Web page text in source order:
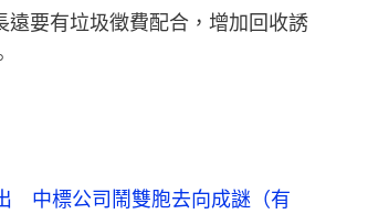
要有垃圾徵費配合，增加回收誘
　中標公司鬧雙胞去向成謎 （有